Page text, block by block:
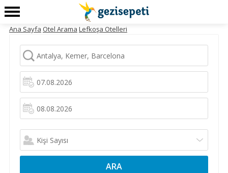
Ana Sayfa Otel Arama Lefkoşa Otelleri
ARA